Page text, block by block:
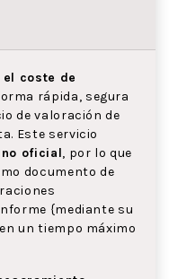
coste de
rápida, segura
de valoración de
Este servicio
oficial, por lo que
documento de
{mediante su
un tiempo máximo